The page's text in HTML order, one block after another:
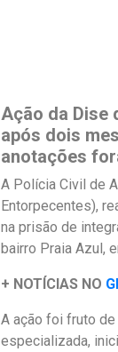
Ação da Dise
após dois
anotações
A Polícia Civil de
Entorpecentes),
na prisão de
bairro Praia Azul,
+ NOTÍCIAS NO
A ação foi fruto
especializada,